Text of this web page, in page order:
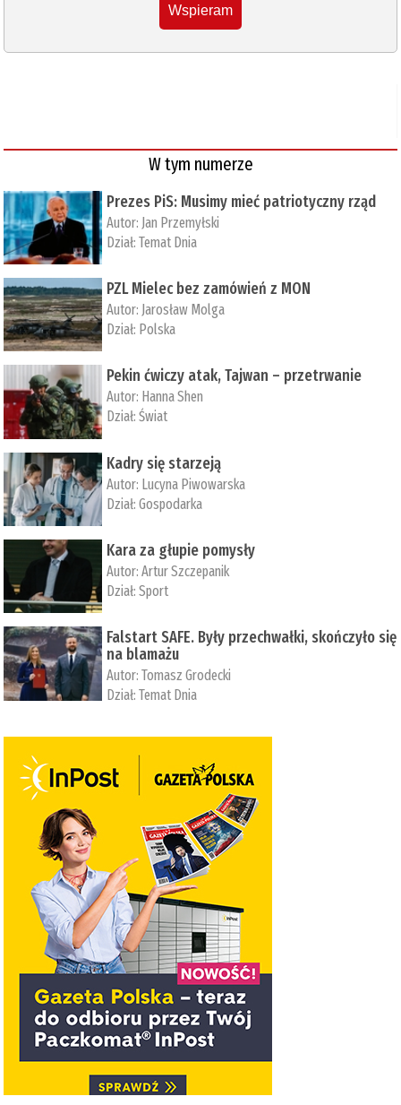
Wspieram
W tym numerze
Prezes PiS: Musimy mieć patriotyczny rząd
Autor: Jan Przemyłski
Dział:Temat Dnia
PZL Mielec bez zamówień z MON
Autor: Jarosław Molga
Dział: Polska
Pekin ćwiczy atak, Tajwan – przetrwanie
Autor: ­Hanna Shen
Dział:Świat
Kadry się starzeją
Autor: Lucyna Piwowarska
Dział:Gospodarka
Kara za głupie pomysły
Autor:Artur Szczepanik
Dział:Sport
Falstart SAFE. Były przechwałki, skończyło się
na blamażu
Autor:Tomasz Grodecki
Dział:Temat Dnia